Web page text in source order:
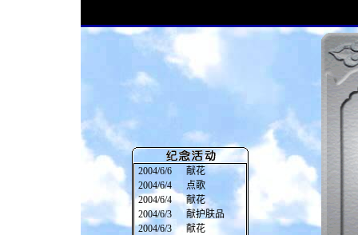
2004/6/6
献花
2004/6/4
点歌
2004/6/4
献花
2004/6/3
献护肤品
2004/6/3
献花